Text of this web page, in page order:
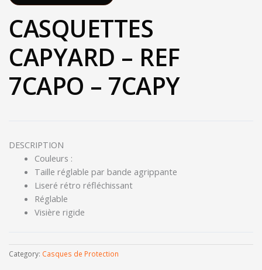
CASQUETTES
CAPYARD – REF
7CAPO – 7CAPY
DESCRIPTION
Couleurs :
Taille réglable par bande agrippante
Liseré rétro réfléchissant
Réglable
Visière rigide
Category: Casques de Protection